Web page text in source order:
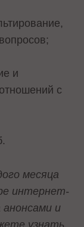
и
с
месяца
интернет-
и
узнать,